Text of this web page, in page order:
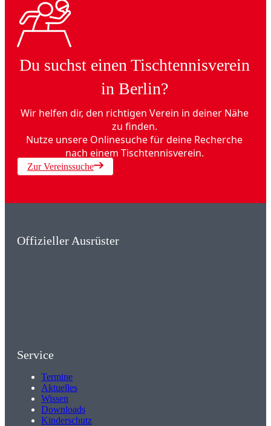
Du suchst einen Tischtennisverein
in Berlin?
Wir helfen dir, den richtigen Verein in deiner Nähe
zu finden.
Nutze unsere Onlinesuche für deine Recherche
nach einem Tischtennisverein.
Zur Vereinssuche
Offizieller Ausrüster
Service
Termine
Aktuelles
Wissen
Downloads
Kinderschutz